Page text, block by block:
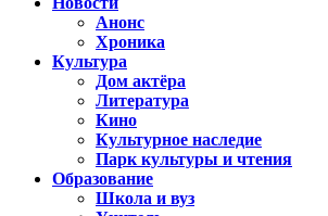
Анонс
Хроника
Культура
Дом актёра
Литература
Кино
Культурное наследие
Парк культуры и чтения
Образование
Школа и вуз